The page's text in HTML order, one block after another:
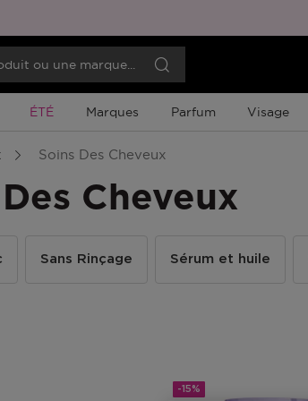
LimitéePromotion À Durée Limitée
ÉTÉ Marques Parfum Visage
Soins Des Cheveux
Cheveux
Sans Rinçage Sérum et huile
-15%